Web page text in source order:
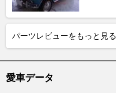
パーツレビューをもっと見る
愛車データ